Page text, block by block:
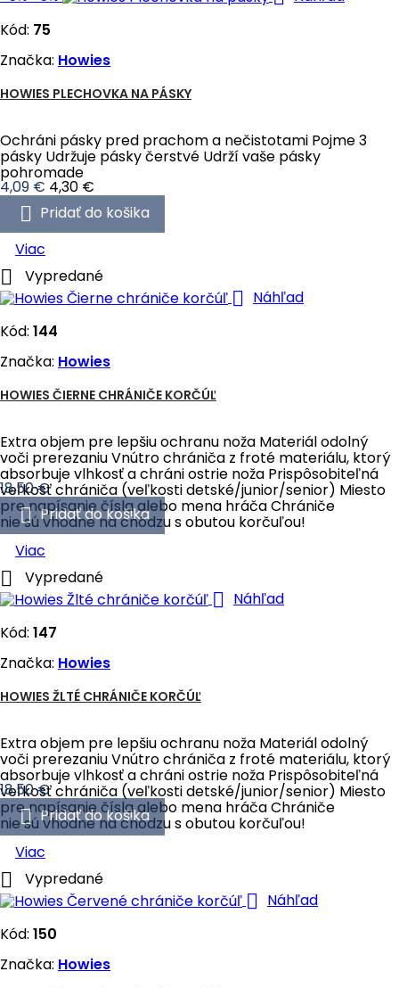
Kód: 75
Značka: Howies
HOWIES PLECHOVKA NA PÁSKY
Ochráni pásky pred prachom a nečistotami Pojme 3
pásky Udržuje pásky čerstvé Udrží vaše pásky
pohromade
Cena
4,09 € Bežná
cena
4,30 €
 Pridať do košika
Viac
 Vypredané
 Náhľad
Kód: 144
Značka: Howies
HOWIES ČIERNE CHRÁNIČE KORČÚĽ
Extra objem pre lepšiu ochranu noža Materiál odolný
voči prerezaniu Vnútro chrániča z froté materiálu, ktorý
absorbuje vlhkosť a chráni ostrie noža Prispôsobiteľná
veľkosť chrániča (veľkosti detské/junior/senior) Miesto
pre napísanie čísla alebo mena hráča Chrániče
nie sú vhodné na chôdzu s obutou korčuľou!
Cena
18,50 €
 Pridať do košika
Viac
 Vypredané
 Náhľad
Kód: 147
Značka: Howies
HOWIES ŽLTÉ CHRÁNIČE KORČÚĽ
Extra objem pre lepšiu ochranu noža Materiál odolný
voči prerezaniu Vnútro chrániča z froté materiálu, ktorý
absorbuje vlhkosť a chráni ostrie noža Prispôsobiteľná
veľkosť chrániča (veľkosti detské/junior/senior) Miesto
pre napísanie čísla alebo mena hráča Chrániče
nie sú vhodné na chôdzu s obutou korčuľou!
Cena
18,50 €
 Pridať do košika
Viac
 Vypredané
 Náhľad
Kód: 150
Značka: Howies